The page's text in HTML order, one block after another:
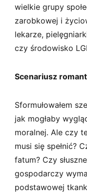
wielkie grupy
zarobkowej i
lekarze,
czy środowisko
Scenariusz
Sformułowałem
jak mogłaby
moralnej. Ale czy
musi się spełnić?
fatum? Czy
gospodarczy
podstawowej